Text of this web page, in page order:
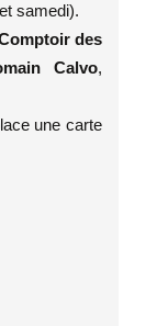
samedi).
des
Calvo,
une carte